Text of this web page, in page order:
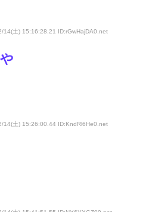
14(土) 15:16:28.21 ID:rGwHajDA0 .net
14(土) 15:26:00.44 ID:KndRl6He0 .net